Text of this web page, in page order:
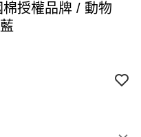
授權品牌 / 動物